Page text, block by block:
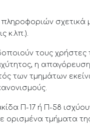
σχετικά
κ.λπ.).
τους
η
των τμημάτων
Π-17 ή Π-58
ορισμένα τμήματα